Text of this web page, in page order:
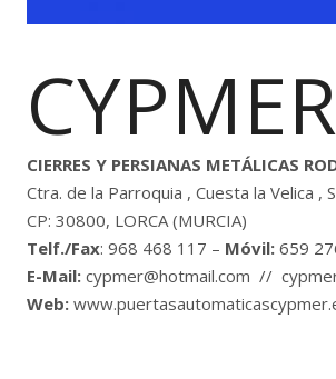
CIERRES Y PERSIANAS METÁLICAS
Ctra. de la Parroquia , Cuesta la Velica ,
CP: 30800, LORCA (MURCIA)
Telf./Fax: 968 468 117 – Móvil: 659
E-Mail: cypmer@hotmail.com //
Web: